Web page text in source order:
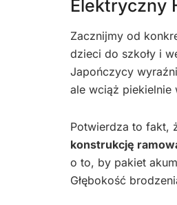
Elektryczny
Zacznijmy od
dzieci do szkoły i
Japończycy
ale wciąż piekielnie
Potwierdza to fakt,
konstrukcję
o to, by pakiet
Głębokość